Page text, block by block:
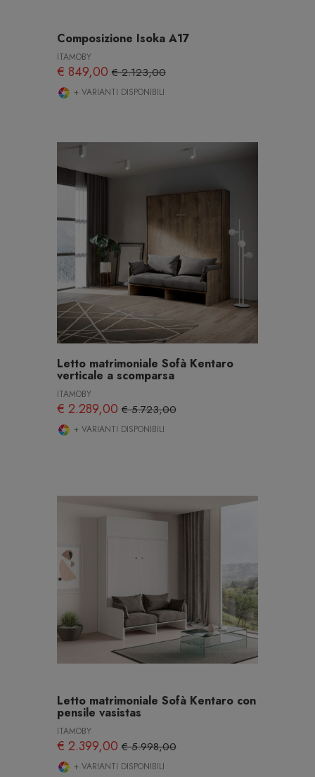
Composizione Isoka A17
ITAMOBY
€ 849,00€ 2.123,00
+ VARIANTI DISPONIBILI
Letto matrimoniale Sofà Kentaro
verticale a scomparsa
ITAMOBY
€ 2.289,00€ 5.723,00
+ VARIANTI DISPONIBILI
Letto matrimoniale Sofà Kentaro con
pensile vasistas
ITAMOBY
€ 2.399,00€ 5.998,00
+ VARIANTI DISPONIBILI